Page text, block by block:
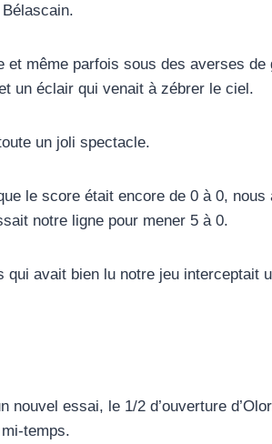
et même parfois sous des averses
un éclair qui venait à zébrer le ciel.
un joli spectacle.
le score était encore de 0 à 0, nous
notre ligne pour mener 5 à 0.
avait bien lu notre jeu interceptait
essai, le 1/2 d’ouverture
temps.